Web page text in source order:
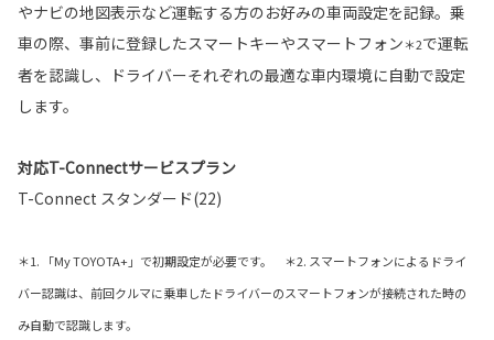
やナビの地図表示など運転する方のお好みの車両設定を記録。乗
車の際、事前に登録したスマートキーやスマートフォン＊2で運転
者を認識し、ドライバーそれぞれの最適な車内環境に自動で設定
します。
対応T-Connectサービスプラン
T-Connect スタンダード(22)
＊1. 「My TOYOTA+」で初期設定が必要です。 ＊2. スマートフォンによるドライ
バー認識は、前回クルマに乗車したドライバーのスマートフォンが接続された時の
み自動で認識します。